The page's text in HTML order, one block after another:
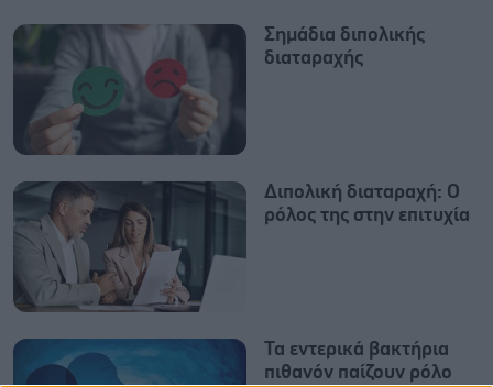
Σημάδια διπολικής
διαταραχής
Διπολική διαταραχή: Ο
ρόλος της στην επιτυχία
Τα εντερικά βακτήρια
πιθανόν παίζουν ρόλο